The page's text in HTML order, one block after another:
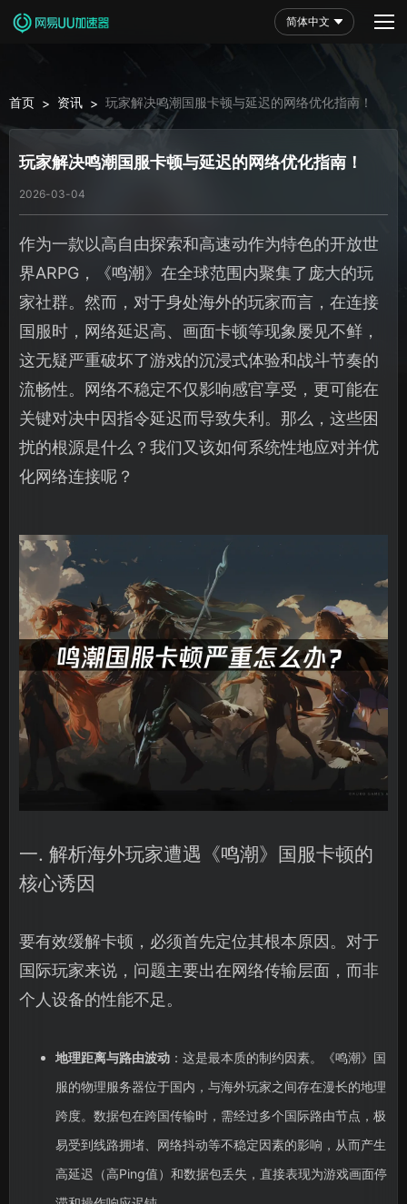
简体中文
首页 > 资讯 > 玩家解决鸣潮国服卡顿与延迟的网络优化指南！
玩家解决鸣潮国服卡顿与延迟的网络优化指南！
2026-03-04
作为一款以高自由探索和高速动作为特色的开放世
界ARPG，《鸣潮》在全球范围内聚集了庞大的玩
家社群。然而，对于身处海外的玩家而言，在连接
国服时，网络延迟高、画面卡顿等现象屡见不鲜，
这无疑严重破坏了游戏的沉浸式体验和战斗节奏的
流畅性。网络不稳定不仅影响感官享受，更可能在
关键对决中因指令延迟而导致失利。那么，这些困
扰的根源是什么？我们又该如何系统性地应对并优
化网络连接呢？
一. 解析海外玩家遭遇《鸣潮》国服卡顿的
核心诱因
要有效缓解卡顿，必须首先定位其根本原因。对于
国际玩家来说，问题主要出在网络传输层面，而非
个人设备的性能不足。
地理距离与路由波动：这是最本质的制约因素。《鸣潮》国
服的物理服务器位于国内，与海外玩家之间存在漫长的地理
跨度。数据包在跨国传输时，需经过多个国际路由节点，极
易受到线路拥堵、网络抖动等不稳定因素的影响，从而产生
高延迟（高Ping值）和数据包丢失，直接表现为游戏画面停